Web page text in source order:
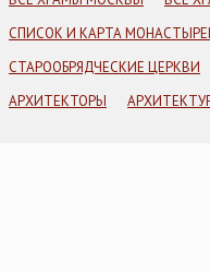
СПИСОК И КАРТА
СТАРООБРЯДЧЕСКИЕ ЦЕРКВИ
АРХИТЕКТОРЫ